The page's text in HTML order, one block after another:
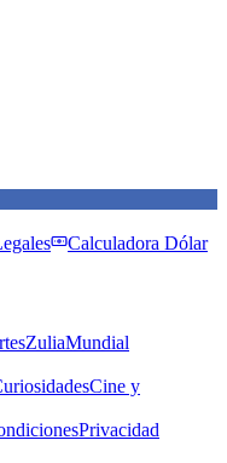
Calculadora Dólar
ZuliaMundial
Cine y
Privacidad